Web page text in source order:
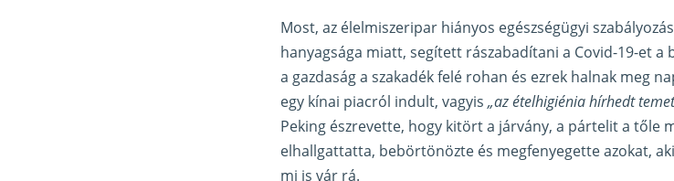
Most, az élelmiszeripar hiányos egészségügyi
hanyagsága miatt, segített rászabadítani a Covid-19-et a
a gazdaság a szakadék felé rohan és ezrek halnak meg
egy kínai piacról indult, vagyis „az ételhigiénia hírhedt
Peking észrevette, hogy kitört a járvány, a pártelit a tőle
elhallgattatta, bebörtönözte és megfenyegette azokat,
mi is vár rá.